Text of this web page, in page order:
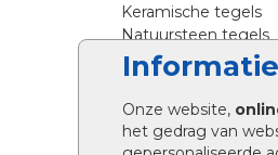
Onze website,
het gedrag van
Keramische tegels
Natuursteen tegels
Siertegels
Stoeptegels
Straattegels
Terrastegels
Tuintegels